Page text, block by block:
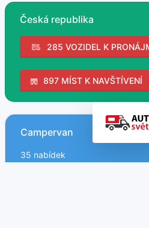
Česká republika
285 VOZIDEL K
897 MÍST K NAVŠTÍVENÍ
Campervan
35 nabídek